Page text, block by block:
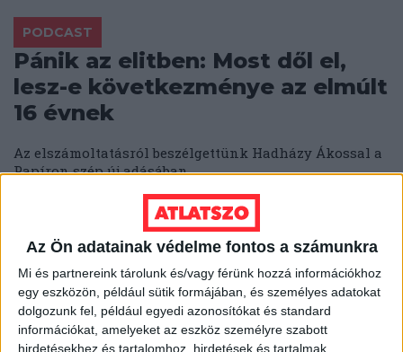
Az Ön adatainak védelme fontos a számunkra
Mi és partnereink tárolunk és/vagy férünk hozzá információkhoz
egy eszközön, például sütik formájában, és személyes adatokat
dolgozunk fel, például egyedi azonosítókat és standard
információkat, amelyeket az eszköz személyre szabott
hirdetésekhez és tartalomhoz, hirdetések és tartalmak
PODCAST
Pánik az elitben: Most dől el,
lesz-e következménye az elmúlt
16 évnek
Az elszámoltatásról beszélgettünk Hadházy Ákossal a
Papíron szép új adásában.
KATUS ESZTER BODOKY BENCE
2026. május 9. 2 p
AZ ELMÚLT 16 ÉV
„Most már lehet beszélni” – a
stadionokon kívül is bevetette a